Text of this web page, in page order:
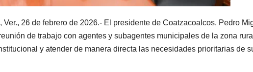
Ver., 26 de febrero de 2026.- El presidente de Coatzacoalcos, Pedro
de trabajo con agentes y subagentes municipales de la zona
y atender de manera directa las necesidades prioritarias de